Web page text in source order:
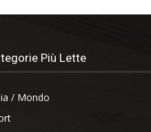
Più Lette
/ Mondo